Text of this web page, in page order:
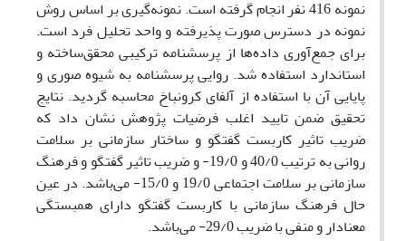
نمونه 416 نفر انجام گرفته است. نمونه‌گیری بر اساس روش
نمونه در دسترس صورت پذیرفته و واحد تحلیل فرد است.
برای جمع‌آوری داده‌ها از پرسشنامه ترکیبی محقق‌ساخته و
استاندارد استفاده شد. روایی پرسشنامه به شیوه صوری و
پایایی آن با استفاده از آلفای کرونباخ محاسبه گردید. نتایج
تحقیق ضمن تایید اغلب فرضیات پژوهش نشان داد که
ضریب تاثیر کاربست گفتگو و ساختار سازمانی بر سلامت
روانی به ترتیب 40/0 و 19/0- و ضریب تاثیر گفتگو و فرهنگ
سازمانی بر سلامت اجتماعی 19/0 و 15/0- می‌باشد. در عین
حال فرهنگ سازمانی با کاربست گفتگو دارای همبستگی
معنادار و منفی با ضریب 29/0- می‌باشد.